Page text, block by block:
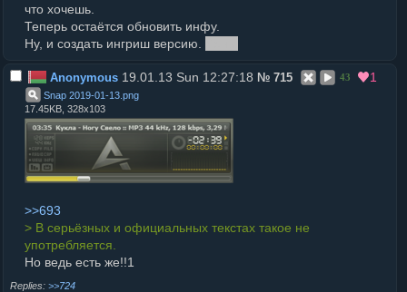
что хочешь.
Теперь остаётся обновить инфу.
Ну, и создать ингриш версию.
Anonymous19.01.13 Sun 12:27:18 № 715 43 1
Snap 2019-01-13 png
17.45KB, 328x103
>>693
> В серьёзных и официальных текстах такое не
употребляется.
Но ведь есть же!!1
>>724